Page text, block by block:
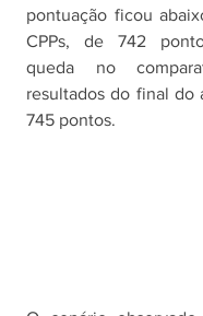
pontuação ficou
CPPs, de 742
queda no
resultados do final do
745 pontos.